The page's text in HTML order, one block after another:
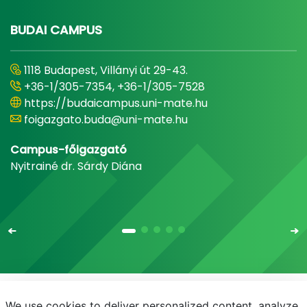
BUDAI CAMPUS
1118 Budapest, Villányi út 29-43.
+36-1/305-7354, +36-1/305-7528
https://budaicampus.uni-mate.hu
foigazgato.buda@uni-mate.hu
Campus-főigazgató
Nyitrainé dr. Sárdy Diána